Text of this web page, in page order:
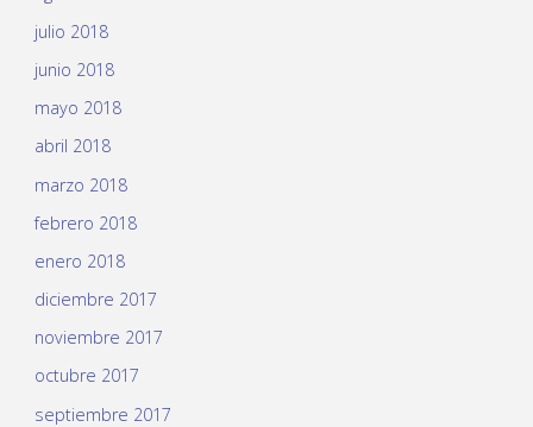
julio 2018
junio 2018
mayo 2018
abril 2018
marzo 2018
febrero 2018
enero 2018
diciembre 2017
noviembre 2017
octubre 2017
septiembre 2017